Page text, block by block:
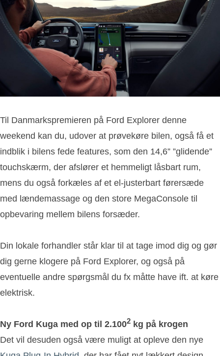
Til Danmarkspremieren på Ford Explorer denne
weekend kan du, udover at prøvekøre bilen, også få et
indblik i bilens fede features, som den 14,6” ”glidende”
touchskærm, der afslører et hemmeligt låsbart rum,
mens du også forkæles af et el-justerbart førersæde
med lændemassage og den store MegaConsole til
opbevaring mellem bilens forsæder.
Din lokale forhandler står klar til at tage imod dig og gør
dig gerne klogere på Ford Explorer, og også på
eventuelle andre spørgsmål du fx måtte have ift. at køre
elektrisk.
Ny Ford Kuga med op til 2.1002 kg på krogen
Det vil desuden også være muligt at opleve den nye